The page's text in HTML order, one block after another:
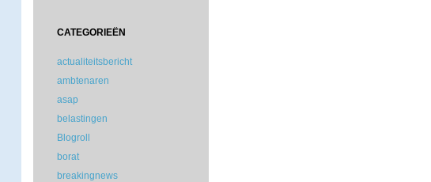
CATEGORIEËN
actualiteitsbericht
ambtenaren
asap
belastingen
Blogroll
borat
breakingnews